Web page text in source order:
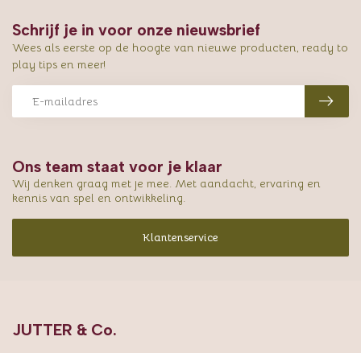
Ons team staat voor je klaar
Wij denken graag met je mee. Met aandacht, ervaring en
kennis van spel en ontwikkeling.
Klantenservice
Schrijf je in voor onze nieuwsbrief
Wees als eerste op de hoogte van nieuwe producten, ready to
play tips en meer!
JUTTER & Co.